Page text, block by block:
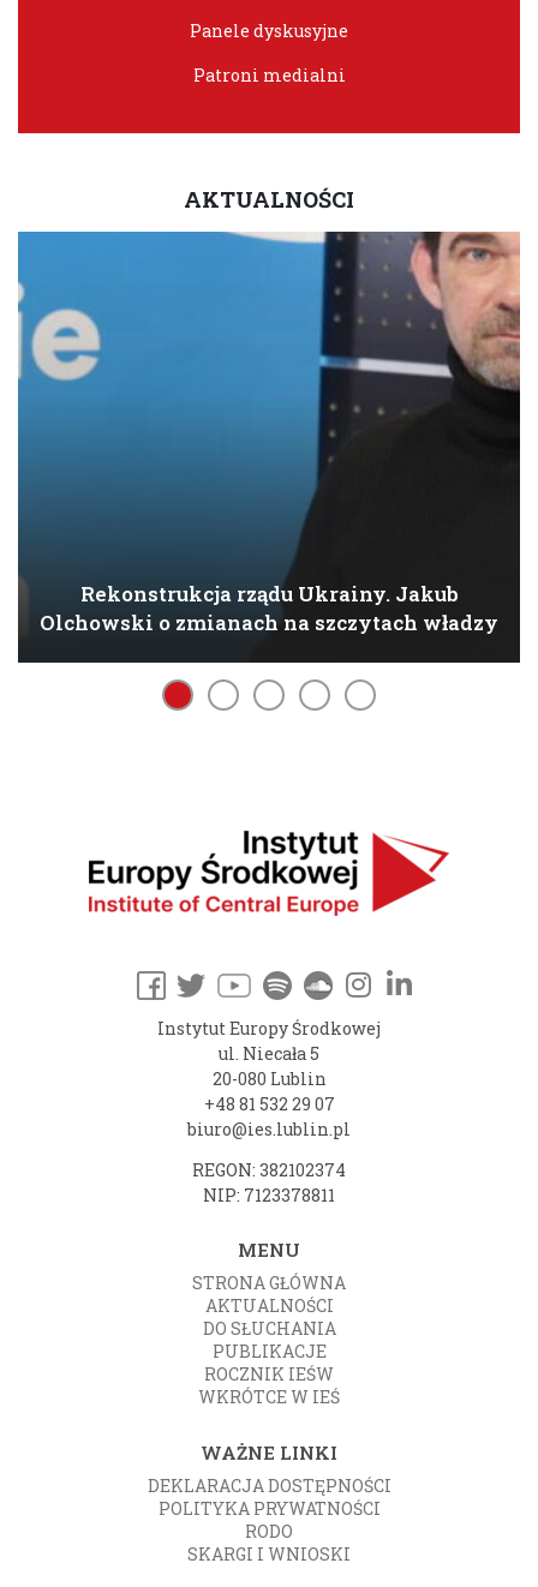
Panele dyskusyjne
Patroni medialni
AKTUALNOŚCI
Rekonstrukcja rządu Ukrainy. Jakub
Olchowski o zmianach na szczytach władzy
Instytut Europy Środkowej
ul. Niecała 5
20-080 Lublin
+48 81 532 29 07
biuro@ies.lublin.pl
REGON: 382102374
NIP: 7123378811
MENU
STRONA GŁÓWNA
AKTUALNOŚCI
DO SŁUCHANIA
PUBLIKACJE
ROCZNIK IEŚW
WKRÓTCE W IEŚ
WAŻNE LINKI
DEKLARACJA DOSTĘPNOŚCI
POLITYKA PRYWATNOŚCI
RODO
SKARGI I WNIOSKI